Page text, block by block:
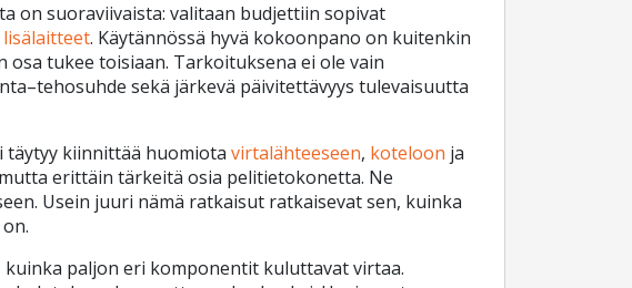
on suoraviivaista: valitaan budjettiin sopivat
lisälaitteet. Käytännössä hyvä kokoonpano on kuitenkin
tukee toisiaan. Tarkoituksena ei ole vain
sekä järkevä päivitettävyys tulevaisuutta
kiinnittää huomiota virtalähteeseen, koteloon ja
erittäin tärkeitä osia pelitietokonetta. Ne
Usein juuri nämä ratkaisut ratkaisevat sen, kuinka
paljon eri komponentit kuluttavat virtaa.